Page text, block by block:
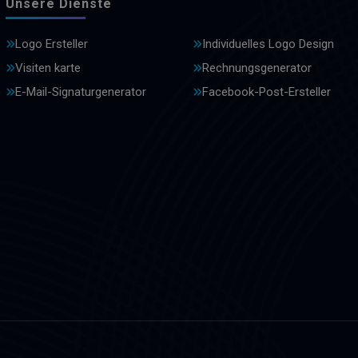
Unsere Dienste
Logo Ersteller
Individuelles Logo Design
Visiten karte
Rechnungsgenerator
E-Mail-Signaturgenerator
Facebook-Post-Ersteller